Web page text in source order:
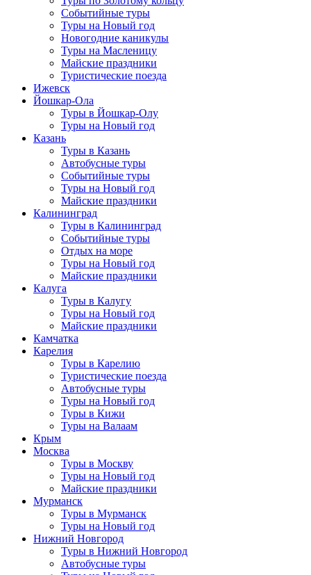
Событийные туры
Туры на Новый год
Новогодние каникулы
Туры на Масленицу
Майские праздники
Туристические поезда
Ижевск
Йошкар-Ола
Туры в Йошкар-Олу
Туры на Новый год
Казань
Туры в Казань
Автобусные туры
Событийные туры
Туры на Новый год
Майские праздники
Калининград
Туры в Калининград
Событийные туры
Отдых на море
Туры на Новый год
Майские праздники
Калуга
Туры в Калугу
Туры на Новый год
Майские праздники
Камчатка
Карелия
Туры в Карелию
Туристические поезда
Автобусные туры
Туры на Новый год
Туры в Кижи
Туры на Валаам
Крым
Москва
Туры в Москву
Туры на Новый год
Майские праздники
Мурманск
Туры в Мурманск
Туры на Новый год
Нижний Новгород
Туры в Нижний Новгород
Автобусные туры